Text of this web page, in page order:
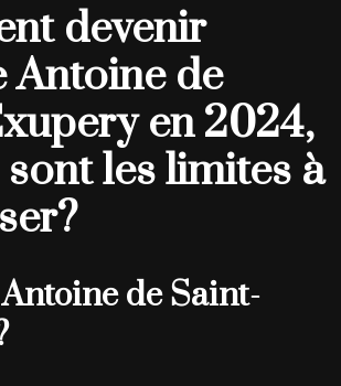
devenir
Antoine de
en 2024,
les limites à
de Saint-